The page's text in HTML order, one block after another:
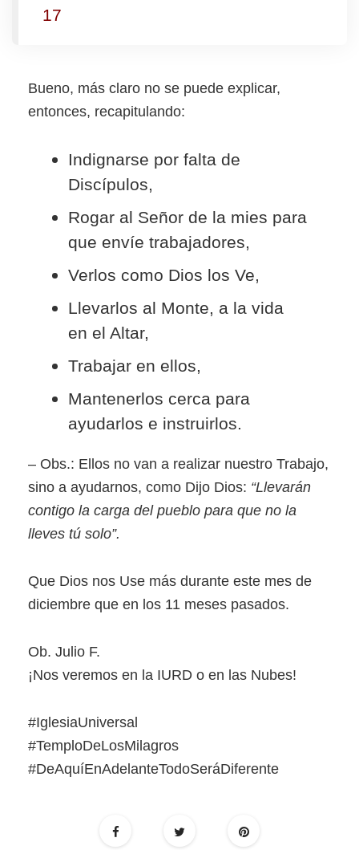
17
Bueno, más claro no se puede explicar,
entonces, recapitulando:
Indignarse por falta de
Discípulos,
Rogar al Señor de la mies para
que envíe trabajadores,
Verlos como Dios los Ve,
Llevarlos al Monte, a la vida
en el Altar,
Trabajar en ellos,
Mantenerlos cerca para
ayudarlos e instruirlos.
– Obs.: Ellos no van a realizar nuestro Trabajo,
sino a ayudarnos, como Dijo Dios: “Llevarán
contigo la carga del pueblo para que no la
lleves tú solo”.
Que Dios nos Use más durante este mes de
diciembre que en los 11 meses pasados.
Ob. Julio F.
¡Nos veremos en la IURD o en las Nubes!
#IglesiaUniversal
#TemploDeLosMilagros
#DeAquíEnAdelanteTodoSeráDiferente